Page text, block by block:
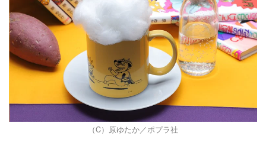
（C）原ゆたか／ポプラ社